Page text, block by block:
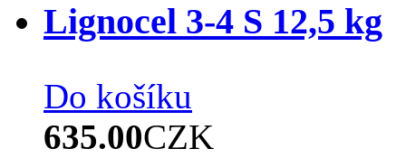
Lignocel 3-4 S 12,5 kg
Do košíku
635.00CZK